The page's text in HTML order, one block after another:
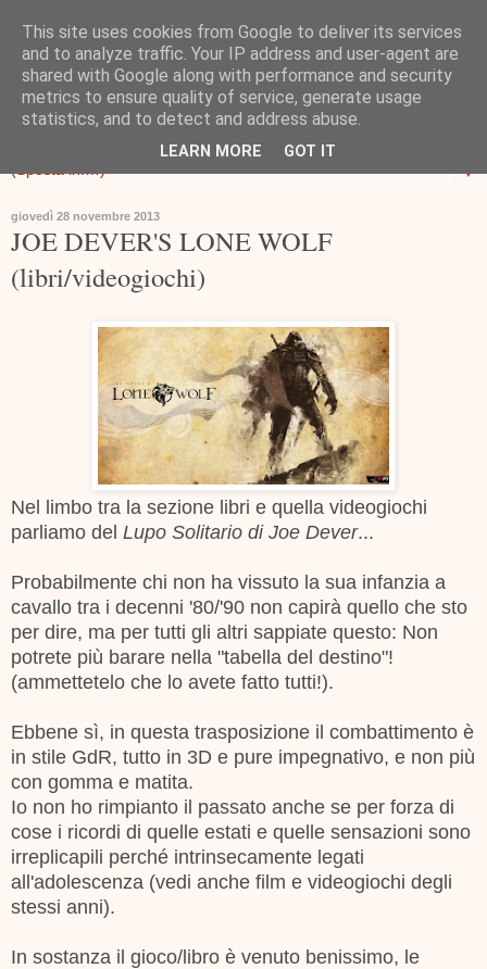
▼
giovedì 28 novembre 2013
JOE DEVER'S LONE WOLF
(libri/videogiochi)
Nel limbo tra la sezione libri e quella videogiochi
parliamo del Lupo Solitario di Joe Dever...
Probabilmente chi non ha vissuto la sua infanzia a
cavallo tra i decenni '80/'90 non capirà quello che sto
per dire, ma per tutti gli altri sappiate questo: Non
potrete più barare nella "tabella del destino"!
(ammettetelo che lo avete fatto tutti!).
Ebbene sì, in questa trasposizione il combattimento è
in stile GdR, tutto in 3D e pure impegnativo, e non più
con gomma e matita.
Io non ho rimpianto il passato anche se per forza di
cose i ricordi di quelle estati e quelle sensazioni sono
irreplicapili perché intrinsecamente legati
all'adolescenza (vedi anche film e videogiochi degli
stessi anni).
In sostanza il gioco/libro è venuto benissimo, le
This site uses cookies from Google to deliver its services
and to analyze traffic. Your IP address and user-agent are
shared with Google along with performance and security
metrics to ensure quality of service, generate usage
statistics, and to detect and address abuse.
LEARN MORE GOT IT